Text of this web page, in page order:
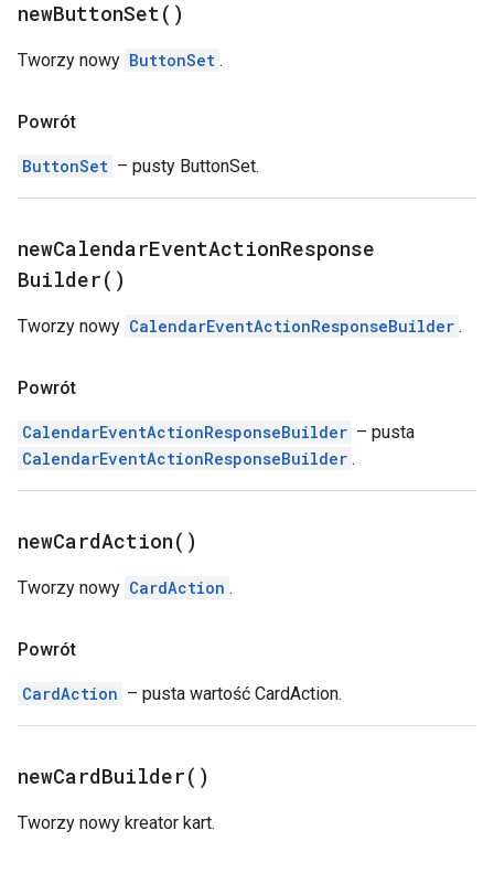
newButtonSet( )
Tworzy nowy ButtonSet .
Powrót
ButtonSet – pusty ButtonSet.
newCalendarEventActionResponse
Builder( )
Tworzy nowy CalendarEventActionResponseBuilder .
Powrót
CalendarEventActionResponseBuilder – pusta
CalendarEventActionResponseBuilder .
newCardAction( )
Tworzy nowy CardAction .
Powrót
CardAction – pusta wartość CardAction.
newCardBuilder( )
Tworzy nowy kreator kart.